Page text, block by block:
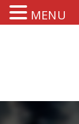
MENU